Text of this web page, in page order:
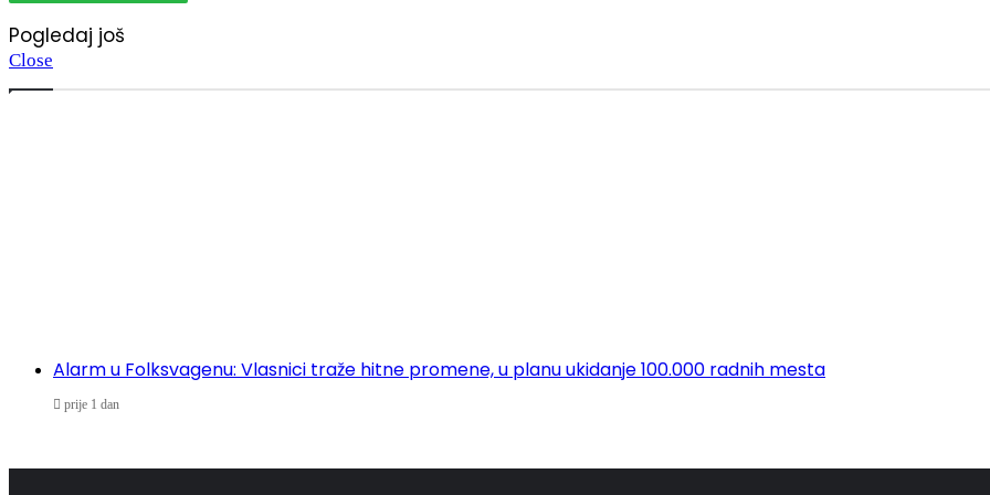
Pogledaj još
Close
Alarm u Folksvagenu: Vlasnici traže hitne promene, u planu ukidanje 100.000 radnih mesta
prije 1 dan